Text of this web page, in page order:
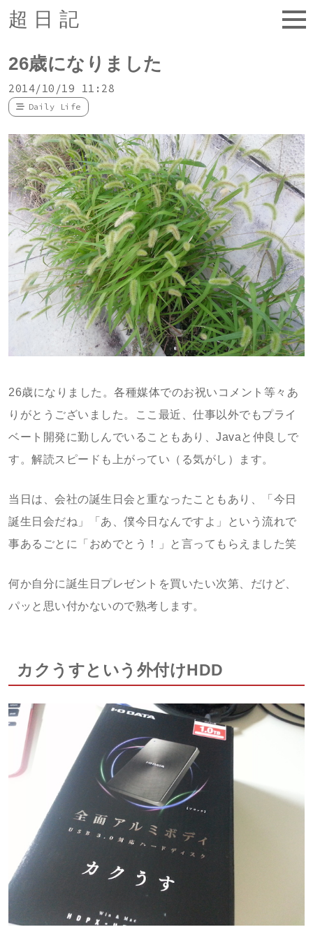
超日記
26歳になりました
2014/10/19 11:28
Daily Life
26歳になりました。各種媒体でのお祝いコメント等々あ
りがとうございました。ここ最近、仕事以外でもプライ
ベート開発に勤しんでいることもあり、Javaと仲良しで
す。解読スピードも上がってい（る気がし）ます。
当日は、会社の誕生日会と重なったこともあり、「今日
誕生日会だね」「あ、僕今日なんですよ」という流れで
事あるごとに「おめでとう！」と言ってもらえました笑
何か自分に誕生日プレゼントを買いたい次第、だけど、
パッと思い付かないので熟考します。
カクうすという外付けHDD